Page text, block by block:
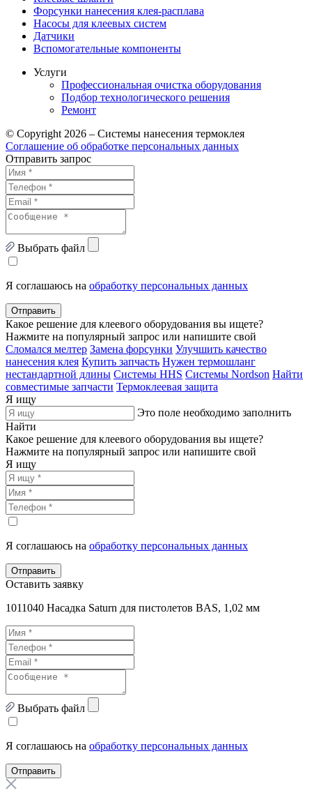
Форсунки нанесения клея-расплава
Насосы для клеевых систем
Датчики
Вспомогательные компоненты
Услуги
Профессиональная очистка оборудования
Подбор технологического решения
Ремонт
© Copyright 2026 – Системы нанесения термоклея
Соглашение об обработке персональных данных
Отправить запрос
Выбрать файл
Я соглашаюсь на обработку персональных данных
Отправить
Какое решение для клеевого оборудования вы ищете?
Нажмите на популярный запрос или напишите свой
Сломался мелтер Замена форсунки Улучшить качество
нанесения клея Купить запчасть Нужен термошланг
нестандартной длины Системы HHS Системы Nordson Найти
совместимые запчасти Термоклеевая защита
Я ищу
Это поле необходимо заполнить
Найти
Какое решение для клеевого оборудования вы ищете?
Нажмите на популярный запрос или напишите свой
Я ищу
Я соглашаюсь на обработку персональных данных
Отправить
Оставить заявку
1011040 Насадка Saturn для пистолетов BAS, 1,02 мм
Выбрать файл
Я соглашаюсь на обработку персональных данных
Отправить